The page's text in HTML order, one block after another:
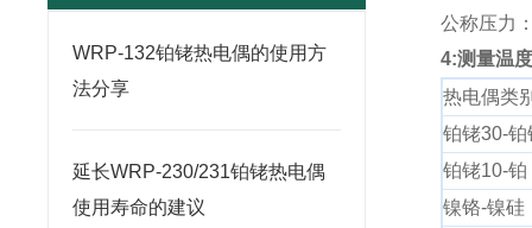
WRP-132铂铑热电偶的使用方
法分享
延长WRP-230/231铂铑热电偶
使用寿命的建议
公称压力
4:测量温
热电偶类
铂铑30-铂
铂铑10-铂
镍铬-镍硅